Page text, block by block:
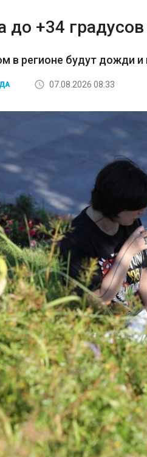
до +34
в регионе будут дожди и
07.08.2026 08:33